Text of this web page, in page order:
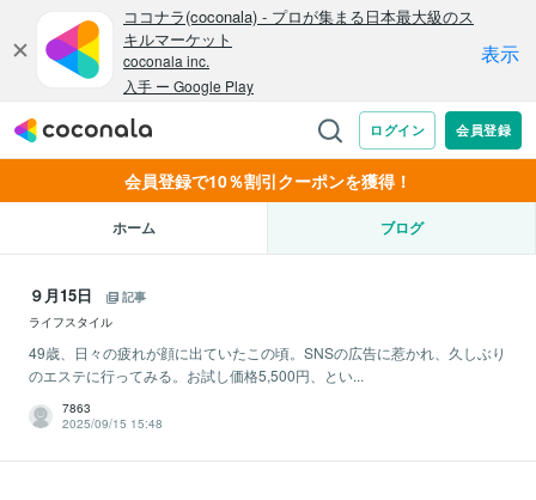
会員登録で10％割引クーポンを獲得！
ホーム ブログ
９月15日
記事
ライフスタイル
49歳、日々の疲れが顔に出ていたこの頃。SNSの広告に惹かれ、久しぶり
のエステに行ってみる。お試し価格5,500円、とい...
7863
2025/09/15 15:48